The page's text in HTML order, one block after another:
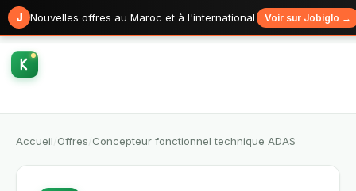
J Nouvelles offres au Maroc et à l'international Voir sur Jobiglo →
Accueil Offres Concepteur fonctionnel technique ADAS